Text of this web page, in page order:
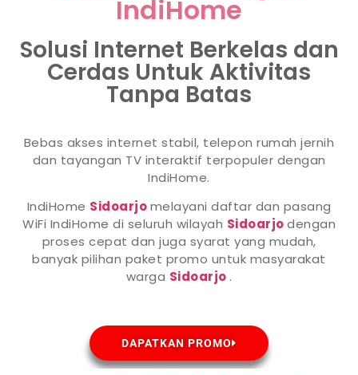
IndiHome
Solusi Internet Berkelas dan
Cerdas Untuk Aktivitas
Tanpa Batas
Bebas akses internet stabil, telepon rumah jernih
dan tayangan TV interaktif terpopuler dengan
IndiHome.
IndiHome Sidoarjomelayani daftar dan pasang
WiFi IndiHome di seluruh wilayah Sidoarjodengan
proses cepat dan juga syarat yang mudah,
banyak pilihan paket promo untuk masyarakat
warga Sidoarjo .
DAPATKAN PROMO